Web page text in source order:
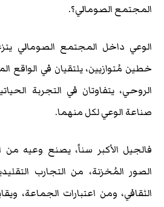
المجتمع الصومالي؟.
الوعي داخل المجتمع الصومالي
خطين مُتوازيين، يلتقيان في الواقع
الروحي، يتفاوتان في التجربة
صناعة الوعي لكل منهما.
فالجيل الأكبر سناً، يصنع وعيه من
الصور المُخزنة، من التجارب
الثقافي، ومن اعتبارات الجماعة،